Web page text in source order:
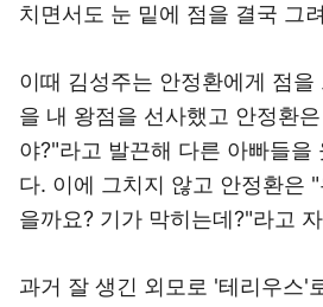
치면서도 눈 밑에 점을 결국 그
이때 김성주는 안정환에게 점을
을 내 왕점을 선사했고 안정환
야?"라고 발끈해 다른 아빠들을
다. 이에 그치지 않고 안정환은
을까요? 기가 막히는데?"라고
과거 잘 생긴 외모로 '테리우스'